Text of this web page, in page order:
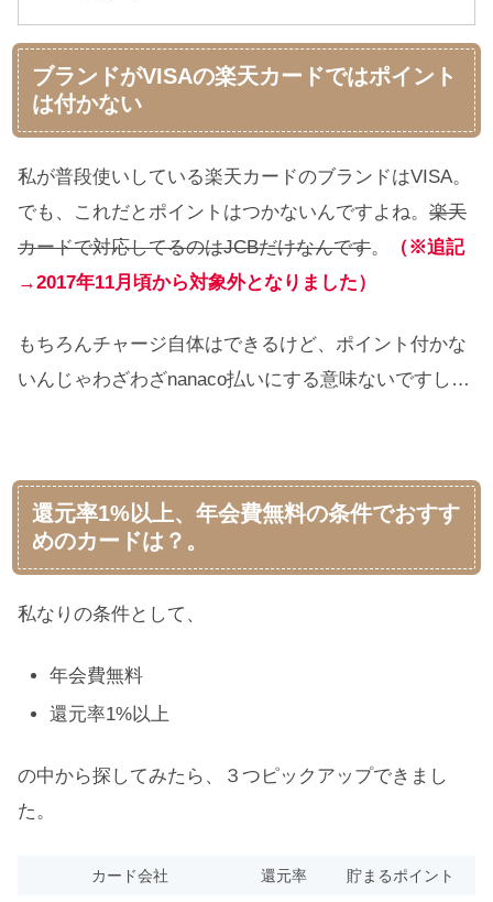
ブランドがVISAの楽天カードではポイント
は付かない
私が普段使いしている楽天カードのブランドはVISA。
でも、これだとポイントはつかないんですよね。 楽天
カードで対応してるのはJCBだけなんです。
（※追記
→2017年11月頃から対象外となりました）
もちろんチャージ自体はできるけど、ポイント付かな
いんじゃわざわざnanaco払いにする意味ないですし…
還元率1%以上、年会費無料の条件でおすす
めのカードは？。
私なりの条件として、
年会費無料
還元率1%以上
の中から探してみたら、３つピックアップできまし
た。
カード会社 還元率 貯まるポイント